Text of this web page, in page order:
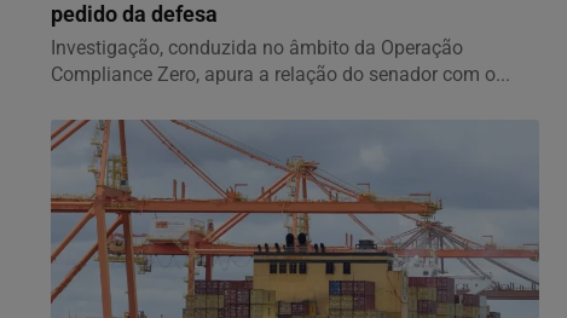
pedido da defesa
Investigação, conduzida no âmbito da Operação
Compliance Zero, apura a relação do senador com o...